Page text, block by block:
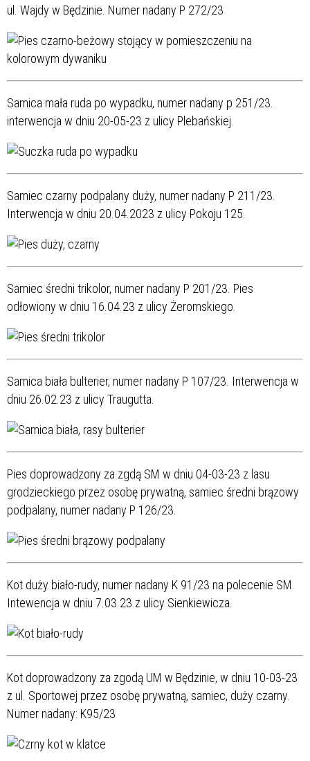
ul. Wajdy w Będzinie. Numer nadany P 272/23
Samica mała ruda po wypadku, numer nadany p 251/23.
interwencja w dniu 20-05-23 z ulicy Plebańskiej.
Samiec czarny podpalany duży, numer nadany P 211/23.
Interwencja w dniu 20.04.2023 z ulicy Pokoju 125.
Samiec średni trikolor, numer nadany P 201/23. Pies
odłowiony w dniu 16.04.23 z ulicy Żeromskiego.
Samica biała bulterier, numer nadany P 107/23. Interwencja w
dniu 26.02.23 z ulicy Traugutta.
Pies doprowadzony za zgdą SM w dniu 04-03-23 z lasu
grodzieckiego przez osobę prywatną, samiec średni brązowy
podpalany, numer nadany P 126/23.
Kot duży biało-rudy, numer nadany K 91/23 na polecenie SM.
Intewencja w dniu 7.03.23 z ulicy Sienkiewicza.
Kot doprowadzony za zgodą UM w Będzinie, w dniu 10-03-23
z ul. Sportowej przez osobę prywatną, samiec, duży czarny.
Numer nadany: K95/23